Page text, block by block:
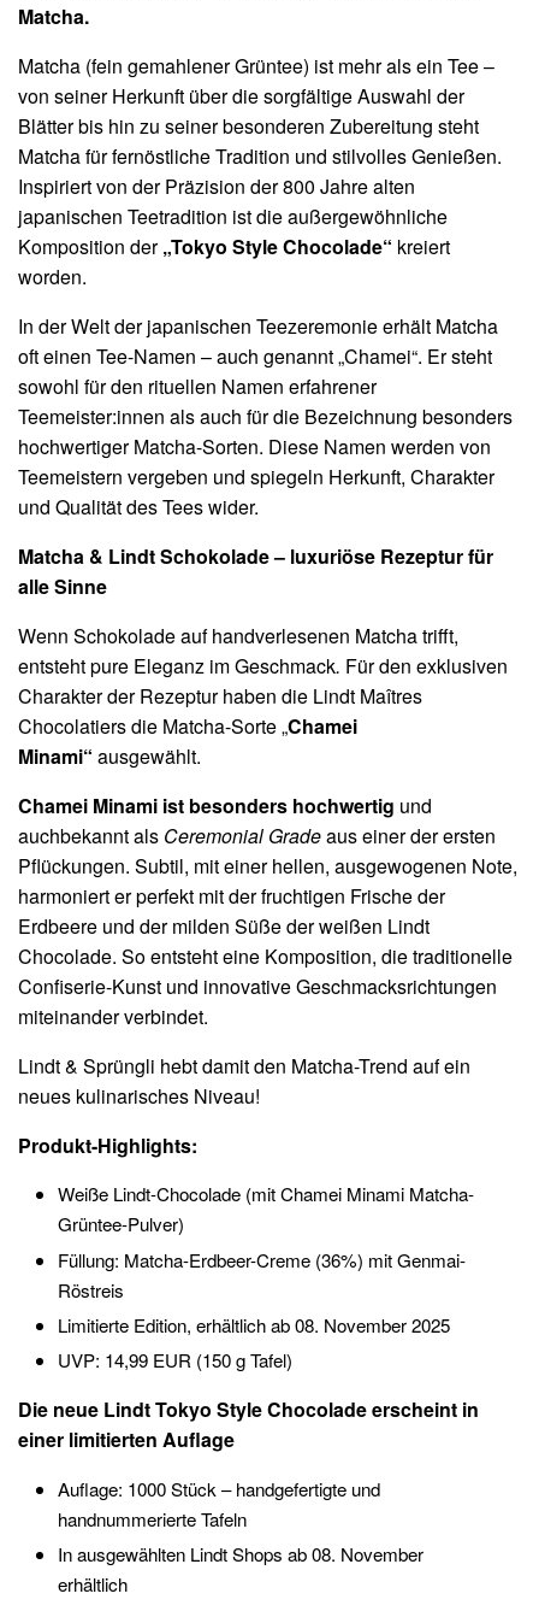
Matcha.
Matcha (fein gemahlener Grüntee) ist mehr als ein Tee –
von seiner Herkunft über die sorgfältige Auswahl der
Blätter bis hin zu seiner besonderen Zubereitung steht
Matcha für fernöstliche Tradition und stilvolles Genießen.
Inspiriert von der Präzision der 800 Jahre alten
japanischen Teetradition ist die außergewöhnliche
Komposition der„Tokyo Style Chocolade“ kreiert
worden.
In der Welt der japanischen Teezeremonie erhält Matcha
oft einen Tee-Namen – auch genannt „Chamei“. Er steht
sowohl für den rituellen Namen erfahrener
Teemeister:innen als auch für die Bezeichnung besonders
hochwertiger Matcha-Sorten. Diese Namen werden von
Teemeistern vergeben und spiegeln Herkunft, Charakter
und Qualität des Tees wider.
Matcha & Lindt Schokolade – luxuriöse Rezeptur für
alle Sinne
Wenn Schokolade auf handverlesenen Matcha trifft,
entsteht pure Eleganz im Geschmack. Für den exklusiven
Charakter der Rezeptur haben die Lindt Maîtres
Chocolatiers die Matcha-Sorte „Chamei
Minami“ ausgewählt.
Chamei Minami ist besonders hochwertig und
auchbekannt als Ceremonial Gradeaus einer der ersten
Pflückungen. Subtil, mit einer hellen, ausgewogenen Note,
harmoniert er perfekt mit der fruchtigen Frische der
Erdbeere und der milden Süße der weißen Lindt
Chocolade. So entsteht eine Komposition, die traditionelle
Confiserie-Kunst und innovative Geschmacksrichtungen
miteinander verbindet.
Lindt & Sprüngli hebt damit den Matcha-Trend auf ein
neues kulinarisches Niveau!
Produkt-Highlights:
Weiße Lindt-Chocolade (mit Chamei Minami Matcha-
Grüntee-Pulver)
Füllung: Matcha-Erdbeer-Creme (36%) mit Genmai-
Röstreis
Limitierte Edition, erhältlich ab 08. November 2025
UVP: 14,99 EUR (150 g Tafel)
Die neue Lindt Tokyo Style Chocolade erscheint in
einer limitierten Auflage
Auflage: 1000 Stück – handgefertigte und
handnummerierte Tafeln
In ausgewählten Lindt Shops ab 08. November
erhältlich